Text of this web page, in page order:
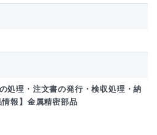
処理・注文書の発行・検収処理・納
報】金属精密部品